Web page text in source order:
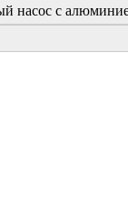
насос с